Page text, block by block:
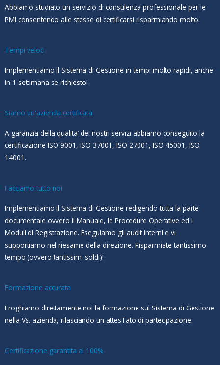
Abbiamo studiato un servizio di consulenza professionale per le
PMI consentendo alle stesse di certificarsi risparmiando molto.
Tempi veloci
Implementiamo il Sistema di Gestione in tempi molto rapidi, anche
in 1 settimana se richiesto!
Siamo un'azienda certificata
A garanzia della qualita’ dei nostri servizi abbiamo conseguito la
certificazione ISO 9001, ISO 37001, ISO 27001, ISO 45001, ISO
14001.
Facciamo tutto noi
Implementiamo il Sistema di Gestione redigendo tutta la parte
documentale ovvero il Manuale, le Procedure Operative ed i
Moduli di Registrazione. Eseguiamo gli audit interni e vi
supportiamo nel riesame della direzione. Risparmiate tantissimo
tempo (ovvero tantissimi soldi)!
Formazione accurata
Eroghiamo direttamente noi la formazione sul Sistema di Gestione
nella Vs. azienda, rilasciando un attesTato di partecipazione.
Certificazione garantita al 100%